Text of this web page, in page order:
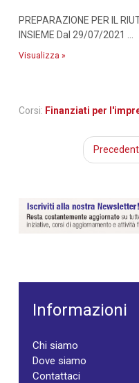
PREPARAZIONE PER IL
INSIEME Dal 29/07/2021 ...
Visualizza »
Corsi: Finanziati per
Informazioni
Chi siamo
Dove siamo
Contattaci